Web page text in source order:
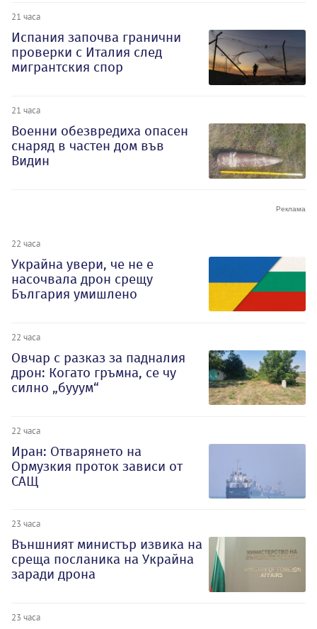
21 часа
Испания започва гранични
проверки с Италия след
мигрантския спор
21 часа
Военни обезвредиха опасен
снаряд в частен дом във
Видин
22 часа
Украйна увери, че не е
насочвала дрон срещу
България умишлено
22 часа
Овчар с разказ за падналия
дрон: Когато гръмна, се чу
силно „бууум“
22 часа
Иран: Отварянето на
Ормузкия проток зависи от
САЩ
23 часа
Външният министър извика на
среща посланика на Украйна
заради дрона
23 часа